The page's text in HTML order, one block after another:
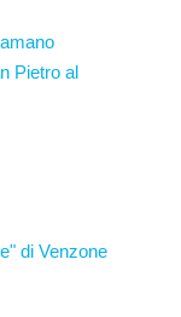
Pietro al
di Venzone